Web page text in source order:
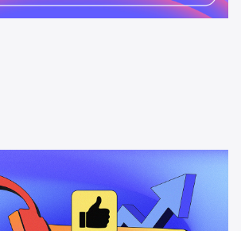
dos podcasts em
vídeo impulsionam o alcance da
e o impacto dos anúncios —